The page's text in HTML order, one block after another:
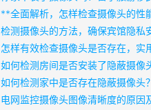
**全面解析，怎样检查摄像头的性
检测摄像头的方法，确保宾馆隐私
怎样有效检查摄像头是否存在，实
如何检测房间是否安装了隐蔽摄像
如何检测家中是否存在隐蔽摄像头？
电网监控摄像头图像清晰度的原因